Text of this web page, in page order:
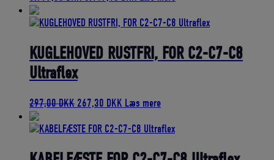
pris
6.799,00 DKK.
pris
6.119,10 DKK.
KUGLEHOVED RUSTFRI, FOR C2-C7-C8
Ultraflex
297,00DKK Den
pris
297,00 DKK.
267,30 DKK Den
pris
267,30 DKK.
Læs mere